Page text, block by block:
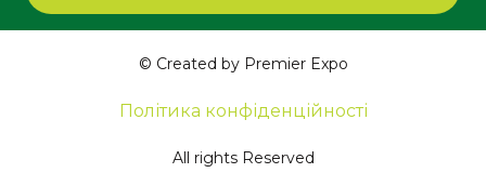
© Created by Premier Expo
Політика конфіденційності
All rights Reserved